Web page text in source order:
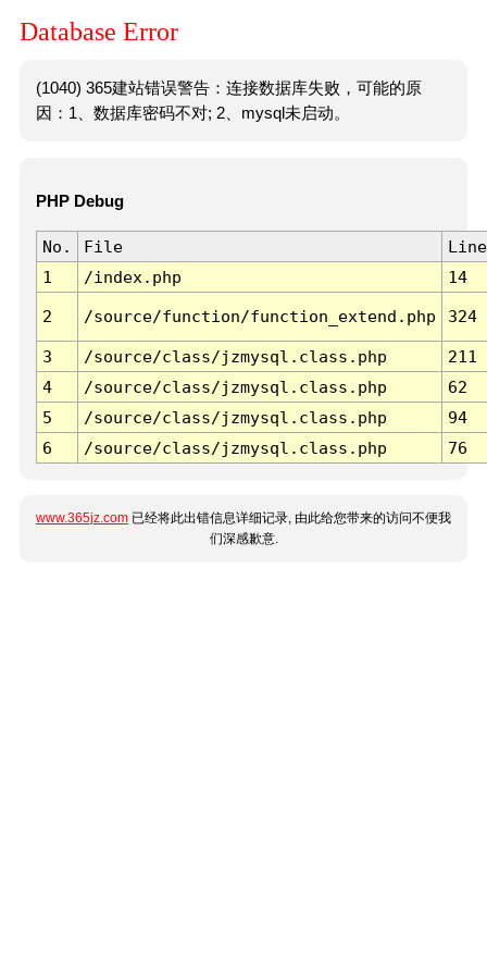
Database Error
(1040) 365建站错误警告：连接数据库失败，可能的原
因：1、数据库密码不对; 2、mysql未启动。
PHP Debug
No. File
Line
1
/index.php 14
2 /source/function/function_extend.php 324
3 /source/class/jzmysql.class.php
211
4
/source/class/jzmysql.class.php
62
5
/source/class/jzmysql.class.php
94
6
/source/class/jzmysql.class.php 76
www.365jz.com 已经将此出错信息详细记录, 由此给您带来的访问不便我
们深感歉意.